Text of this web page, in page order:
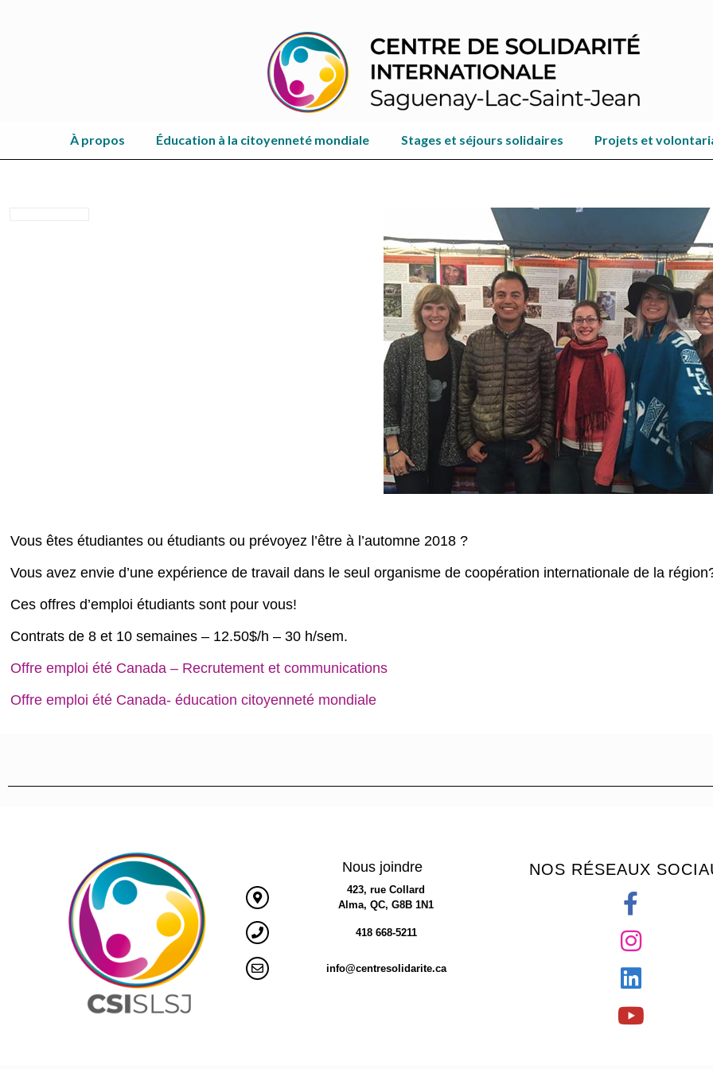
À propos Éducation à la citoyenneté mondiale Stages et séjours solidaires Projets et
Vous êtes étudiantes ou étudiants ou prévoyez l’être à l’automne 2018 ?
Vous avez envie d’une expérience de travail dans le seul organisme de coopération internationale de la
Ces offres d’emploi étudiants sont pour vous!
Contrats de 8 et 10 semaines – 12.50$/h – 30 h/sem.
Offre emploi été Canada – Recrutement et communications
Offre emploi été Canada- éducation citoyenneté mondiale
Nous joindre
423, rue Collard
Alma, QC, G8B 1N1
418 668-5211
info@centresolidarite.ca
NOS RÉSEAUX